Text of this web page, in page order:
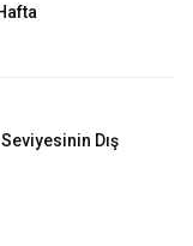
Dış